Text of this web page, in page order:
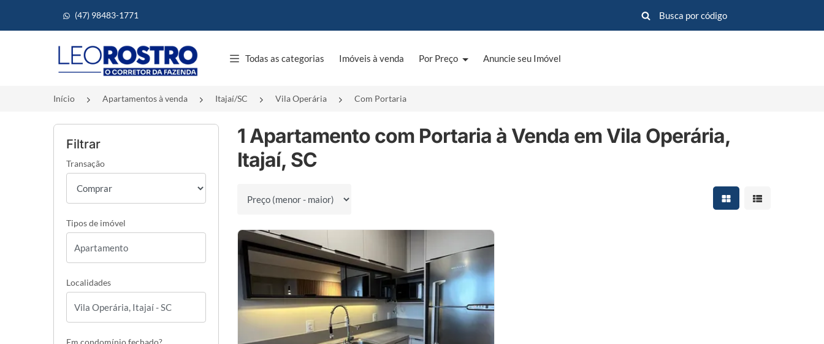
(47) 98483-1771
Página inicial
Todas as categorias Imóveis à venda Por Preço Anuncie seu Imóvel
Início Apartamentos à venda Itajaí/SC Vila Operária Com Portaria
Filtrar
Transação
Tipos de imóvel
Localidades
Em condomínio fechado?
1 Apartamento com Portaria à Venda em Vila Operária,
Itajaí, SC
Ordenar por Mostrar resultados em
Mostrar